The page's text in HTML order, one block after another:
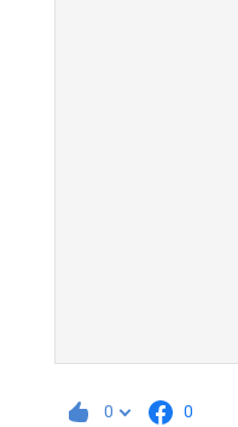
0 0